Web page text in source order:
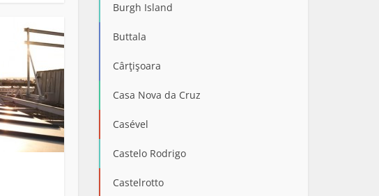
Burgh Island
Buttala
Cârţişoara
Casa Nova da Cruz
Casével
Castelo Rodrigo
Castelrotto